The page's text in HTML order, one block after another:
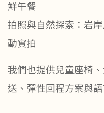
鮮午餐
拍照與自然探索：岩
動實拍
我們也提供兒童座椅
送、彈性回程方案與語